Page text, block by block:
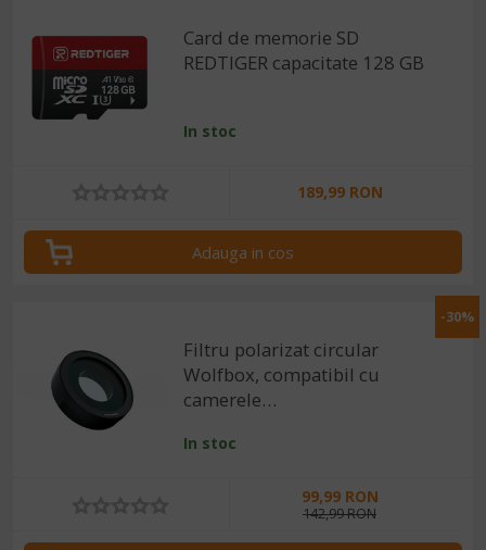
Card de memorie SD
REDTIGER capacitate 128 GB
In stoc
189,99 RON
Adauga in cos
-30%
Filtru polarizat circular
Wolfbox, compatibil cu
camerele
In stoc
99,99 RON
142,99 RON